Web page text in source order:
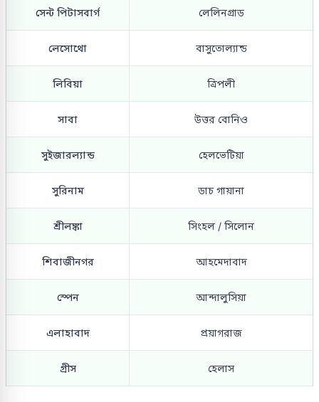
সেন্ট পিটাসবার্গ লেলিনগ্রাড
লেসোথো বাসুতোল্যান্ড
লিবিয়া ত্রিপলী
সাবা উত্তর বোনিও
সুইজারল্যান্ড হেলভেটিয়া
সুরিনাম ডাচ গায়ানা
শ্রীলঙ্কা সিংহল / সিলোন
শিবাজীনগর আহমেদাবাদ
স্পেন আন্দালুসিয়া
এলাহাবাদ প্রয়াগরাজ
গ্রীস হেলাস